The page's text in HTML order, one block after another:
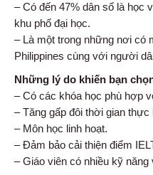
– Có đến 47% dân số là học
khu phố đại học.
– Là một trong những nơi có
Philippines cùng với người
Những lý do khiến bạn
– Có các khóa học phù hợp
– Tăng gấp đôi thời gian thực
– Môn học linh hoạt.
– Đảm bảo cải thiện điểm
– Giáo viên có nhiều kỹ năng